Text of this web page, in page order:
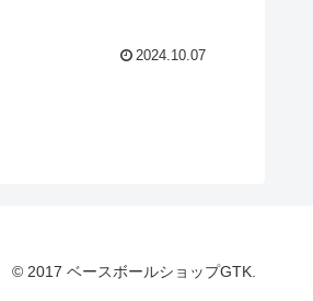
2024.10.07
© 2017 ベースボールショップGTK.